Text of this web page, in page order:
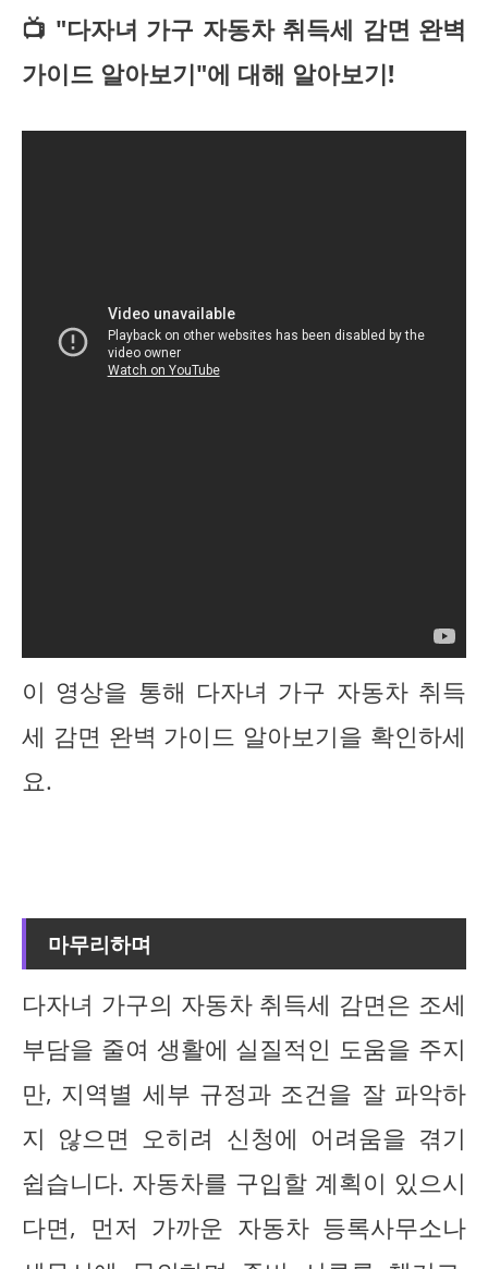
📺 "다자녀 가구 자동차 취득세 감면 완벽
가이드 알아보기"에 대해 알아보기!
이 영상을 통해 다자녀 가구 자동차 취득
세 감면 완벽 가이드 알아보기을 확인하세
요.
마무리하며
다자녀 가구의 자동차 취득세 감면은 조세
부담을 줄여 생활에 실질적인 도움을 주지
만, 지역별 세부 규정과 조건을 잘 파악하
지 않으면 오히려 신청에 어려움을 겪기
쉽습니다. 자동차를 구입할 계획이 있으시
다면, 먼저 가까운 자동차 등록사무소나